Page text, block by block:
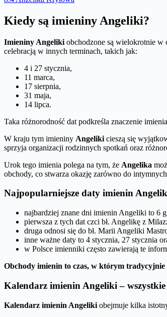
Kiedy są imieniny Angeliki?
Imieniny Angeliki obchodzone są wielokrotnie w
celebracją w innych terminach, takich jak:
4 i 27 stycznia,
11 marca,
17 sierpnia,
31 maja,
14 lipca.
Taka różnorodność dat podkreśla znaczenie imienia
W kraju tym imieniny Angeliki cieszą się
sprzyja organizacji rodzinnych spotkań oraz
Urok tego imienia polega na tym, że Angelika
obchody, co stwarza okazję zarówno do
Najpopularniejsze daty imienin
najbardziej znane dni imienin Angeliki to 6
pierwsza z tych dat czci bł. Angelikę z
druga odnosi się do bł. Marii Angeliki
inne ważne daty to 4 stycznia, 27 stycznia
w Polsce imienniki często zawierają te
Obchody imienin to czas, w którym tradycyjnie
Kalendarz imienin Angeliki –
Kalendarz imienin Angeliki obejmuje kilka